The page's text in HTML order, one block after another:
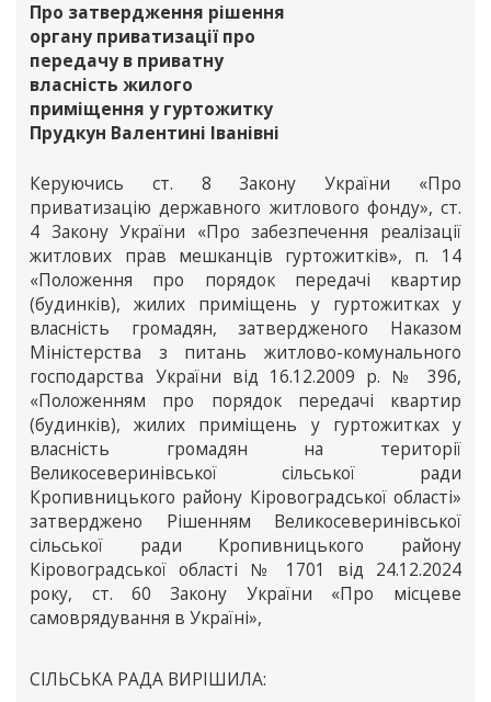
Про затвердження рішення
органу приватизації про
передачу в приватну
власність жилого
приміщення у гуртожитку
Прудкун Валентині Іванівні
Керуючись ст. 8 Закону України «Про
приватизацію державного житлового фонду», ст.
4 Закону України «Про забезпечення реалізації
житлових прав мешканців гуртожитків», п. 14
«Положення про порядок передачі квартир
(будинків), жилих приміщень у гуртожитках у
власність громадян, затвердженого Наказом
Міністерства з питань житлово-комунального
господарства України від 16.12.2009 р. № 396,
«Положенням про порядок передачі квартир
(будинків), жилих приміщень у гуртожитках у
власність громадян на території
Великосеверинівської сільської ради
Кропивницького району Кіровоградської області»
затверджено Рішенням Великосеверинівської
сільської ради Кропивницького району
Кіровоградської області № 1701 від 24.12.2024
року, ст. 60 Закону України «Про місцеве
самоврядування в Україні»,
СІЛЬСЬКА РАДА ВИРІШИЛА: